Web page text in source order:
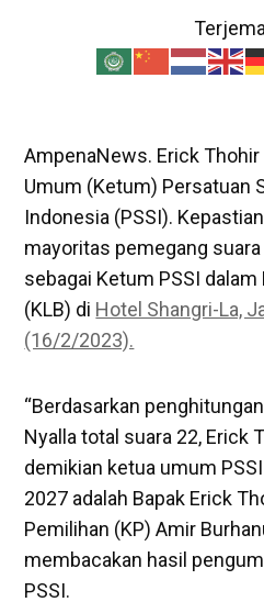
AmpenaNews. Erick
Umum (Ketum) Persatuan
Indonesia (PSSI).
mayoritas pemegang
sebagai Ketum PSSI
(KLB) di Hotel Shangri-La,
(16/2/2023).
“Berdasarkan
Nyalla total suara 22, Erick
demikian ketua umum
2027 adalah Bapak Erick
Pemilihan (KP) Amir
membacakan hasil
PSSI.